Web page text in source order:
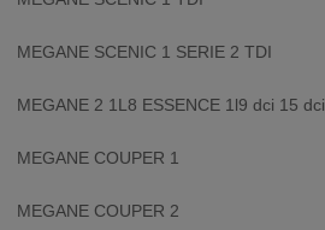
MEGANE SCENIC 1 SERIE 2 TDI
MEGANE 2 1L8 ESSENCE 1l9 dci 15 dci
MEGANE COUPER 1
MEGANE COUPER 2